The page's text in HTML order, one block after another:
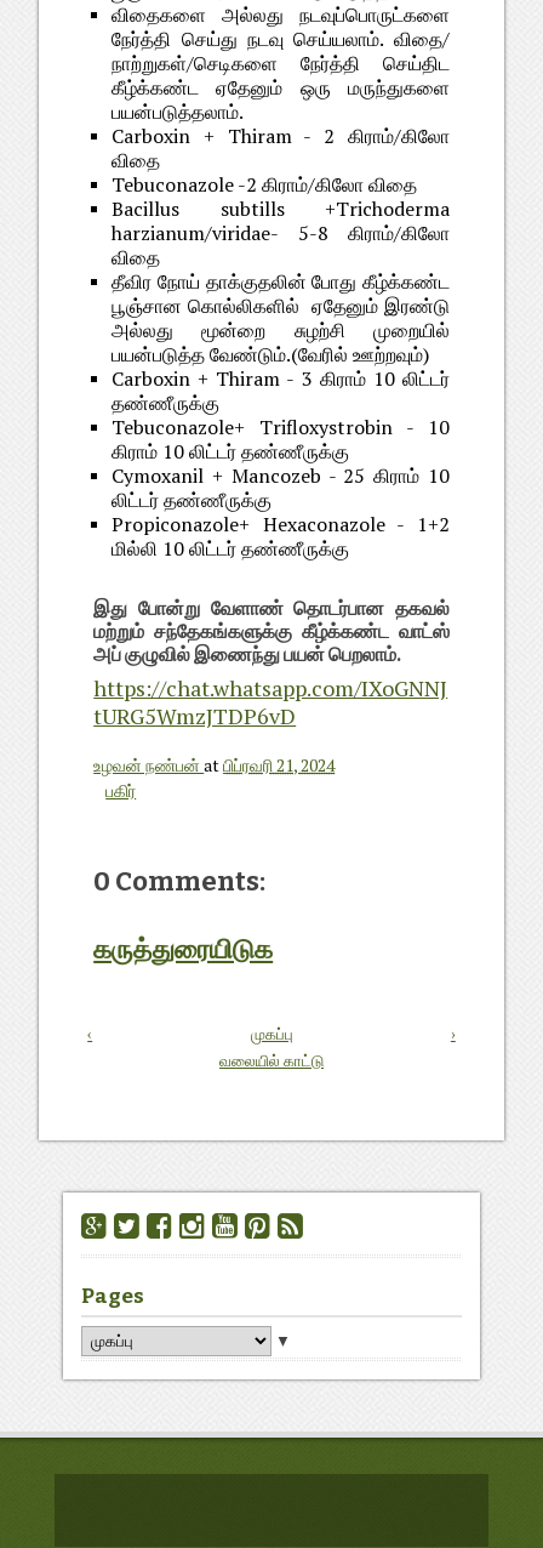
விதைகளை அல்லது நடவுப்பொருட்களை
நேர்த்தி செய்து நடவு செய்யலாம். விதை/
நாற்றுகள்/செடிகளை நேர்த்தி செய்திட
கீழ்க்கண்ட ஏதேனும் ஒரு மருந்துகளை
பயன்படுத்தலாம்.
Carboxin + Thiram - 2 கிராம்/கிலோ
விதை
Tebuconazole -2 கிராம்/கிலோ விதை
Bacillus subtills +Trichoderma
harzianum/viridae- 5-8 கிராம்/கிலோ
விதை
தீவிர நோய் தாக்குதலின் போது கீழ்க்கண்ட
பூஞ்சான கொல்லிகளில் ஏதேனும் இரண்டு
அல்லது மூன்றை சுழற்சி முறையில்
பயன்படுத்த வேண்டும்.(வேரில் ஊற்றவும்)
Carboxin + Thiram - 3 கிராம் 10 லிட்டர்
தண்ணீருக்கு
Tebuconazole+ Trifloxystrobin - 10
கிராம் 10 லிட்டர் தண்ணீருக்கு
Cymoxanil + Mancozeb - 25 கிராம் 10
லிட்டர் தண்ணீருக்கு
Propiconazole+ Hexaconazole - 1+2
மில்லி 10 லிட்டர் தண்ணீருக்கு
இது போன்று வேளாண் தொடர்பான தகவல்
மற்றும் சந்தேகங்களுக்கு கீழ்க்கண்ட வாட்ஸ்
அப் குழுவில் இணைந்து பயன் பெறலாம்.
https://chat.whatsapp.com/IXoGNNJ
tURG5WmzJTDP6vD
உழவன் நண்பன்atபிப்ரவரி 21, 2024
பகிர்
0 Comments:
கருத்துரையிடுக
‹ ›
முகப்பு
வலையில் காட்டு
Pages
▼